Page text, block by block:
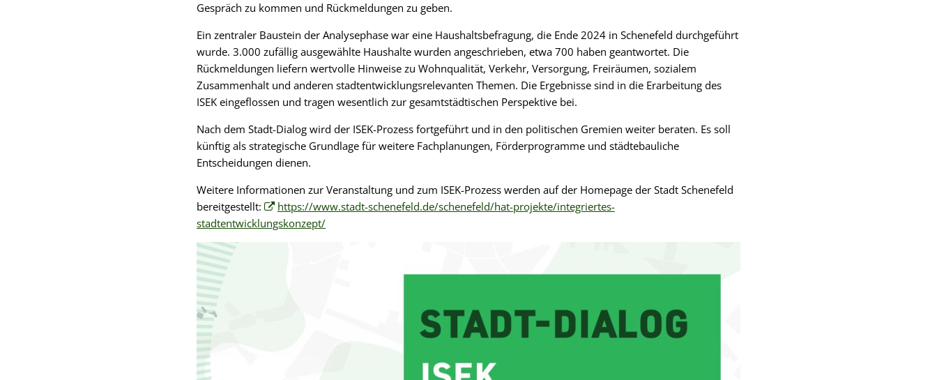
Gespräch zu kommen und Rückmeldungen zu geben.
Ein zentraler Baustein der Analysephase war eine Haushaltsbefragung, die Ende 2024 in Schenefeld durchgeführt
wurde. 3.000 zufällig ausgewählte Haushalte wurden angeschrieben, etwa 700 haben geantwortet. Die
Rückmeldungen liefern wertvolle Hinweise zu Wohnqualität, Verkehr, Versorgung, Freiräumen, sozialem
Zusammenhalt und anderen stadtentwicklungsrelevanten Themen. Die Ergebnisse sind in die Erarbeitung des
ISEK eingeflossen und tragen wesentlich zur gesamtstädtischen Perspektive bei.
Nach dem Stadt-Dialog wird der ISEK-Prozess fortgeführt und in den politischen Gremien weiter beraten. Es soll
künftig als strategische Grundlage für weitere Fachplanungen, Förderprogramme und städtebauliche
Entscheidungen dienen.
Weitere Informationen zur Veranstaltung und zum ISEK-Prozess werden auf der Homepage der Stadt Schenefeld
bereitgestellt:
https://www.stadt-schenefeld.de/schenefeld/hat-projekte/integriertes-
stadtentwicklungskonzept/